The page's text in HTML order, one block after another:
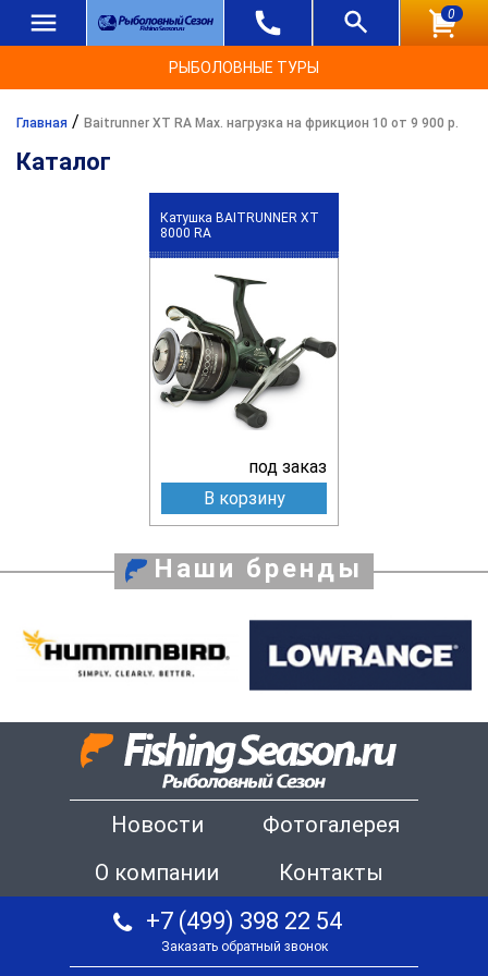
0
РЫБОЛОВНЫЕ ТУРЫ
Главная / Baitrunner XT RA Max. нагрузка на фрикцион 10 от 9 900 р.
Каталог
Катушка BAITRUNNER XT
8000 RA
под заказ
В корзину
Наши бренды
Новости
Фотогалерея
О компании
Контакты
+7 (499) 398 22 54
Заказать обратный звонок